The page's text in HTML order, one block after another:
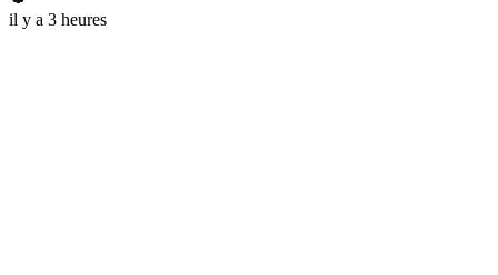
il y a 3 heures